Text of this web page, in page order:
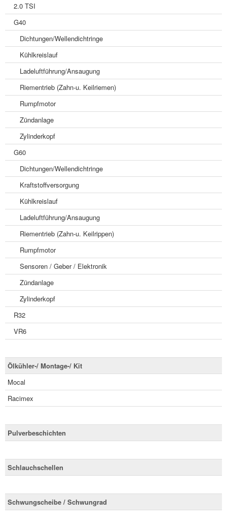
2.0 TSI
G40
Dichtungen/Wellendichtringe
Kühlkreislauf
Ladeluftführung/Ansaugung
Riementrieb (Zahn-u. Keilriemen)
Rumpfmotor
Zündanlage
Zylinderkopf
G60
Dichtungen/Wellendichtringe
Kraftstoffversorgung
Kühlkreislauf
Ladeluftführung/Ansaugung
Riementrieb (Zahn-u. Keilrippen)
Rumpfmotor
Sensoren / Geber / Elektronik
Zündanlage
Zylinderkopf
R32
VR6
Ölkühler-/ Montage-/ Kit
Mocal
Racimex
Pulverbeschichten
Schlauchschellen
Schwungscheibe / Schwungrad